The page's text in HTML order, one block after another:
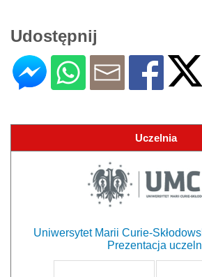
Udostępnij
Uczelnia
Uniwersytet Marii Curie-
Prezentacja